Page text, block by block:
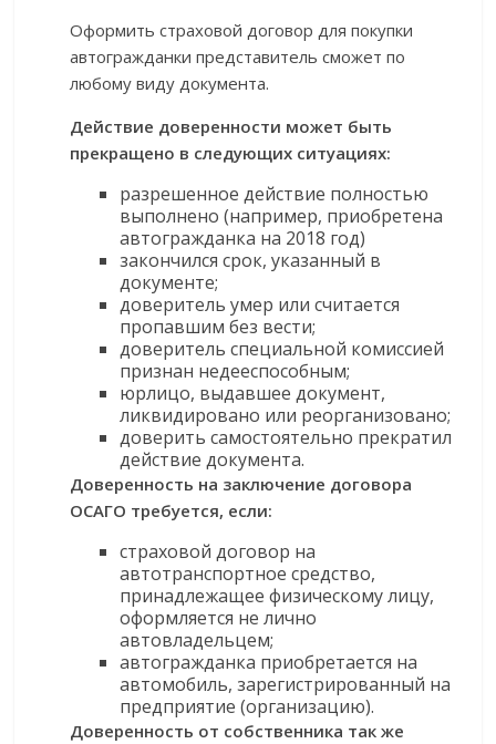
Оформить страховой договор для покупки
автогражданки представитель сможет по
любому виду документа.
Действие доверенности может быть
прекращено в следующих ситуациях:
разрешенное действие полностью
выполнено (например, приобретена
автогражданка на 2018 год)
закончился срок, указанный в
документе;
доверитель умер или считается
пропавшим без вести;
доверитель специальной комиссией
признан недееспособным;
юрлицо, выдавшее документ,
ликвидировано или реорганизовано;
доверить самостоятельно прекратил
действие документа.
Доверенность на заключение договора
ОСАГО требуется, если:
страховой договор на
автотранспортное средство,
принадлежащее физическому лицу,
оформляется не лично
автовладельцем;
автогражданка приобретается на
автомобиль, зарегистрированный на
предприятие (организацию).
Доверенность от собственника так же